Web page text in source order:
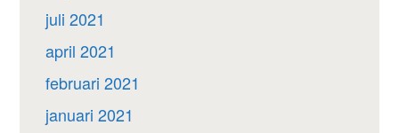
juli 2021
april 2021
februari 2021
januari 2021